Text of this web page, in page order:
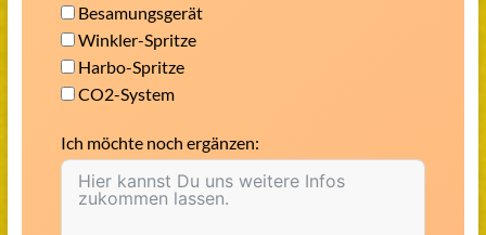
Besamungsgerät
Winkler-Spritze
Harbo-Spritze
CO2-System
Ich möchte noch ergänzen: